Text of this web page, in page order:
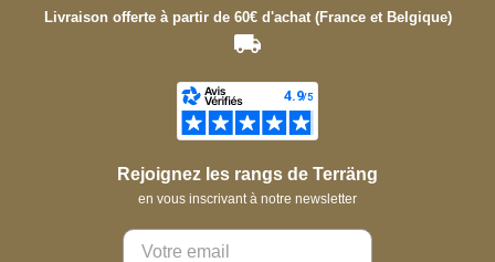
Livraison offerte à partir de 60€ d'achat (France et Belgique)
Rejoignez les rangs de Terräng
en vous inscrivant à notre newsletter